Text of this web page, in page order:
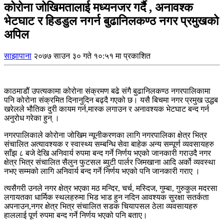
कोरोना जोखिमतालाई मध्यनजर गर्दै , अनावश्क
भेटघाट र हिडडुल नगर्न बुढानिलकण्ठ नगर प्रमुखको
अपिल
साझापाना २०७७ साउन ३० गते १०:५१ मा प्रकाशित
काठमाडौं उपत्यकामा कोरोना संक्रमण बढे संगै बुढानिलकण्ठ नगरपालिकामा
पनि कोरोना संक्रमित दिनानुदिन बढ्दै गएको छ। यसै बिचमा नगर प्रमुख उद्धब
खरेलले भौतिक दुरी कायम गर्न,मास्क लगाउन र अनावश्यक भेटघाट बन्द गर्न
अनुरोध गरेका हुन् ।
नगरपालिकाले कोरोना जोखिम न्यूनीकरणका लागि नगरपालिका क्षेत्र भित्र
संचालित अत्यावश्यक र स्वास्थ्य सम्बन्धि सेवा बाहेक अन्य सम्पूर्ण व्यवसायहरु
साँझ ८ बजे देखि अनिवार्य रुपमा बन्द गर्ने निर्णय भएको जानकारी गराउदै नगर
क्षेत्र भित्र संचालित सैलुन फुटसल ब्युटी पार्लर जिमखाना आदि अर्को व्यवस्था
नभए सम्मको लागि अनिवार्य बन्द गर्ने निर्णय भएको पनि जानकारी गराए ।
त्यसैगरी उनले नगर क्षेत्र भएका मठ मन्दिर, चर्च, मस्दिज, गुम्बा, गुरुकुल मदरसा
लगायतका धार्मिक स्थलहरुमा भिड भाड हुन नदिन आवश्यक सुरक्षा सतर्कता
अपनाउन,नगर क्षेत्र भित्र संचालित सडक चियापसल ठेला व्यवसायहरु
हाललाई पूर्ण रुपमा बन्द गर्ने निर्णय भएको पनि बताए।